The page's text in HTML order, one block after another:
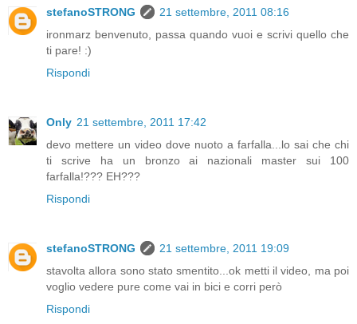
stefanoSTRONG
21 settembre, 2011 08:16
ironmarz benvenuto, passa quando vuoi e scrivi quello che
ti pare! :)
Rispondi
Only 21 settembre, 2011 17:42
devo mettere un video dove nuoto a farfalla...lo sai che chi
ti scrive ha un bronzo ai nazionali master sui 100
farfalla!??? EH???
Rispondi
stefanoSTRONG
21 settembre, 2011 19:09
stavolta allora sono stato smentito...ok metti il video, ma poi
voglio vedere pure come vai in bici e corri però
Rispondi